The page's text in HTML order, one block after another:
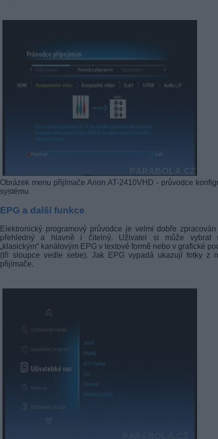
Obrázek menu přijímače Arion AT-2410VHD - průvodce
systému
EPG a další funkce
Elektronický programový průvodce je velmi dobře
přehledný a hlavně i čitelný. Uživatel si může vybrat
„klasickým“ kanálovým EPG v textové formě nebo v grafické
(tři sloupce vedle sebe). Jak EPG vypadá ukazují fotky z
přijímače.